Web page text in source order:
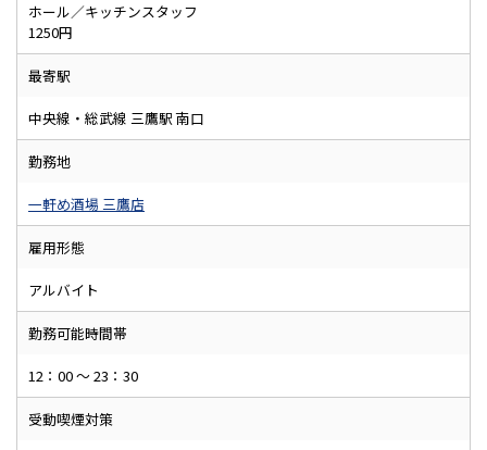
ホール／キッチンスタッフ
1250円
最寄駅
中央線・総武線 三鷹駅 南口
勤務地
一軒め酒場 三鷹店
雇用形態
アルバイト
勤務可能時間帯
12：00 ～ 23：30
受動喫煙対策